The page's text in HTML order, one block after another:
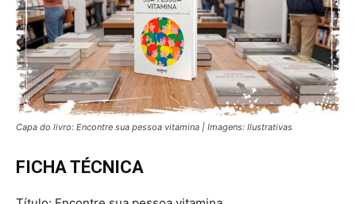
Capa do livro: Encontre sua pessoa vitamina | Imagens: Ilustrativas
FICHA TÉCNICA